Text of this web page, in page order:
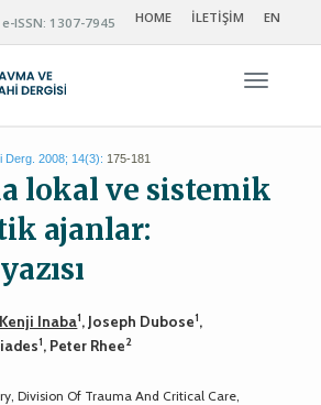
ISSN: 1307-7945 HOME İLETİŞİM EN
Derg. 2008; 14(3): 175-181
lokal ve sistemik
ajanlar:
Kenji Inaba1, Joseph Dubose1,
1, Peter Rhee2
Division Of Trauma And Critical Care,